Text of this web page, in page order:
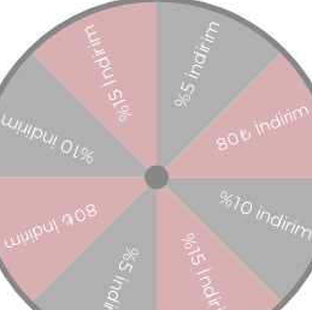
Mama Yoyo Baby & Kids
₺989,00
SEPETE EKLE